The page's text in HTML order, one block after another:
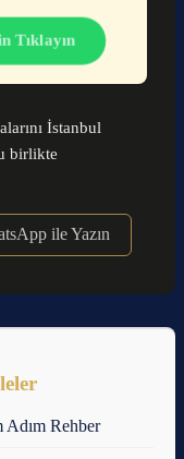
Tıklayın
İstanbul
birlikte
ile Yazın
Rehber